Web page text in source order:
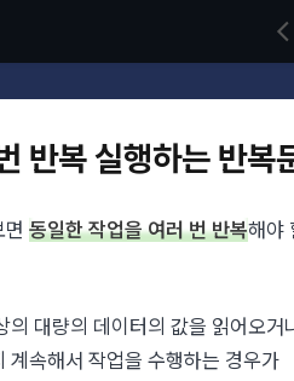
반복 실행하는 반복
동일한 작업을 여러 번 반복해야
의 대량의 데이터의 값을 읽어오거
계속해서 작업을 수행하는 경우가